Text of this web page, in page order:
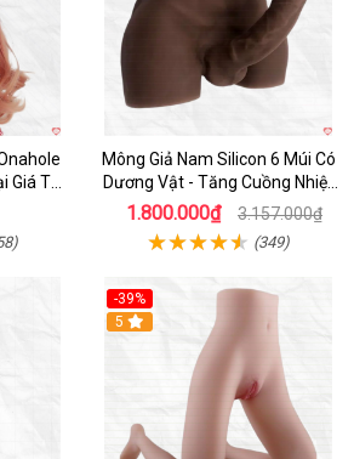
Tốt
Mông Giả Nam Silicon 6 Múi Có
Dương Vật - Tăng Cuồng Nhiệt
Đêm
1.800.000₫ 3.157.000₫
(349)
-39%
5